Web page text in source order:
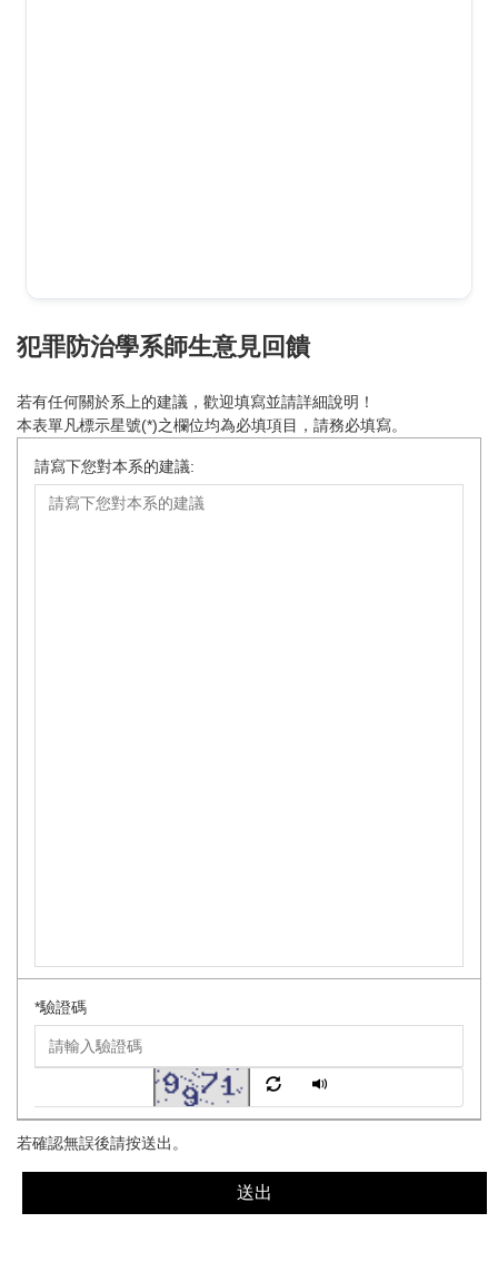
犯罪防治學系師生意見回饋
若有任何關於系上的建議，歡迎填寫並請詳細說明！
本表單凡標示星號(*)之欄位均為必填項目，請務必填寫。
請寫下您對本系的建議:
*驗證碼
若確認無誤後請按送出。
送出